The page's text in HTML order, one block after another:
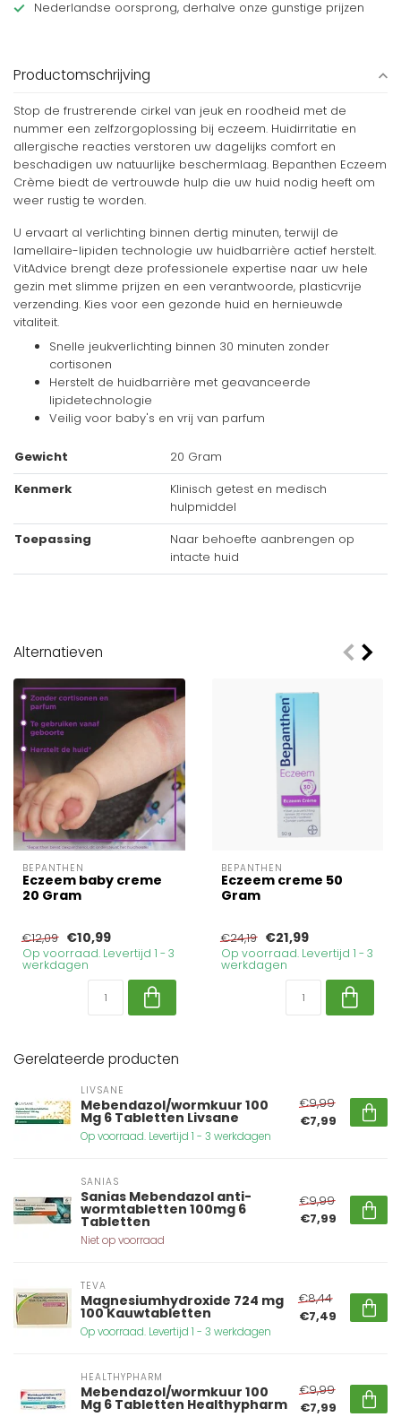
Nederlandse oorsprong, derhalve onze gunstige prijzen
Productomschrijving
Stop de frustrerende cirkel van jeuk en roodheid met de
nummer een zelfzorgoplossing bij eczeem. Huidirritatie en
allergische reacties verstoren uw dagelijks comfort en
beschadigen uw natuurlijke beschermlaag. Bepanthen Eczeem
Crème biedt de vertrouwde hulp die uw huid nodig heeft om
weer rustig te worden.
U ervaart al verlichting binnen dertig minuten, terwijl de
lamellaire-lipiden technologie uw huidbarrière actief herstelt.
VitAdvice brengt deze professionele expertise naar uw hele
gezin met slimme prijzen en een verantwoorde, plasticvrije
verzending. Kies voor een gezonde huid en hernieuwde
vitaliteit.
Snelle jeukverlichting binnen 30 minuten zonder
cortisonen
Herstelt de huidbarrière met geavanceerde
lipidetechnologie
Veilig voor baby's en vrij van parfum
Gewicht
20 Gram
Kenmerk
Klinisch getest en medisch
hulpmiddel
Toepassing
Naar behoefte aanbrengen op
intacte huid
Alternatieven
BEPANTHEN
Eczeem baby creme
20 Gram
€12,09 €10,99
Op voorraad. Levertijd 1 - 3
werkdagen
BEPANTHEN
Eczeem creme 50
Gram
€24,19 €21,99
Op voorraad. Levertijd 1 - 3
werkdagen
Gerelateerde producten
LIVSANE
Mebendazol/wormkuur 100
Mg 6 Tabletten Livsane
Op voorraad. Levertijd 1 - 3 werkdagen
€9,99
€7,99
SANIAS
Sanias Mebendazol anti-
wormtabletten 100mg 6
Tabletten
Niet op voorraad
€9,99
€7,99
TEVA
Magnesiumhydroxide 724 mg
100 Kauwtabletten
Op voorraad. Levertijd 1 - 3 werkdagen
€8,44
€7,49
HEALTHYPHARM
Mebendazol/wormkuur 100
Mg 6 Tabletten Healthypharm
€9,99
€7,99